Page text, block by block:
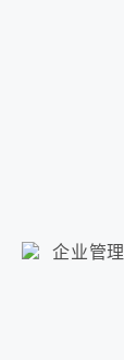
企业管理